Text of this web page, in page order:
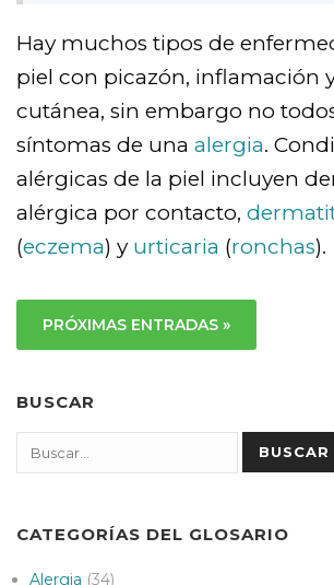
Hay muchos tipos de
piel con picazón, inflamación
cutánea, sin embargo no
síntomas de una alergia.
alérgicas de la piel incluyen
alérgica por contacto,
(eczema) y urticaria (ronchas).
PRÓXIMAS ENTRADAS »
BUSCAR
Search BUSCAR
CATEGORÍAS DEL GLOSARIO
Alergia (34)